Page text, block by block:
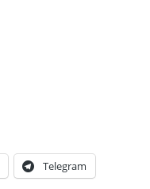
Telegram